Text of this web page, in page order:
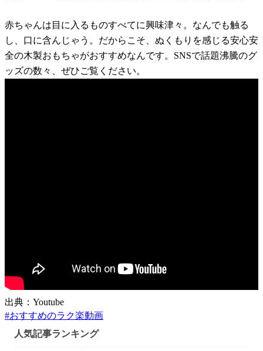
赤ちゃんは目に入るものすべてに興味津々。なんでも触る
し、口に含んじゃう。だからこそ、ぬくもりを感じる安心安
全の木製おもちゃがおすすめなんです。SNSで話題沸騰のグ
ッズの数々、ぜひご覧ください。
出典：Youtube
#おすすめのラク楽動画
人気記事ランキング